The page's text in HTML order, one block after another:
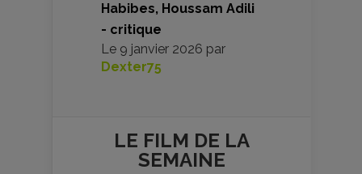
Habibes, Houssam Adili
- critique
Le 9 janvier 2026 par
Dexter75
LE FILM DE LA
SEMAINE